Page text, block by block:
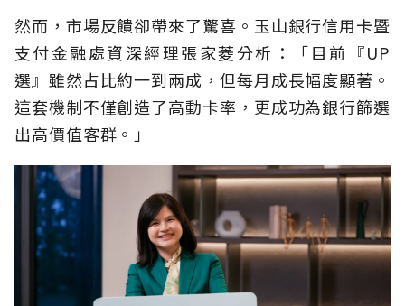
然而，市場反饋卻帶來了驚喜。玉山銀行信用卡暨
支付金融處資深經理張家菱分析：「目前『UP
選』雖然占比約一到兩成，但每月成長幅度顯著。
這套機制不僅創造了高動卡率，更成功為銀行篩選
出高價值客群。」